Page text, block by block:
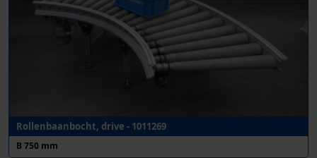
Rollenbaanbocht, drive - 1011269
B 750 mm